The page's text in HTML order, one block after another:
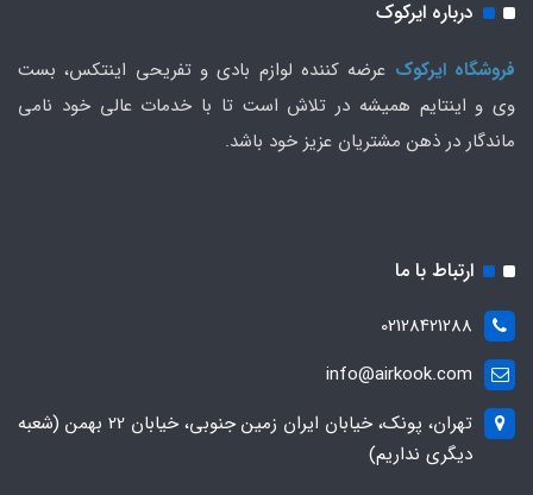
درباره ایرکوک
فروشگاه ایرکوک عرضه کننده لوازم بادی و تفریحی اینتکس، بست
وی و اینتایم همیشه در تلاش است تا با خدمات عالی خود نامی
ماندگار در ذهن مشتریان عزیز خود باشد.
ارتباط با ما
02128421288
info@airkook.com
تهران، پونک، خیابان ایران زمین جنوبی، خیابان 22 بهمن (شعبه
دیگری نداریم)